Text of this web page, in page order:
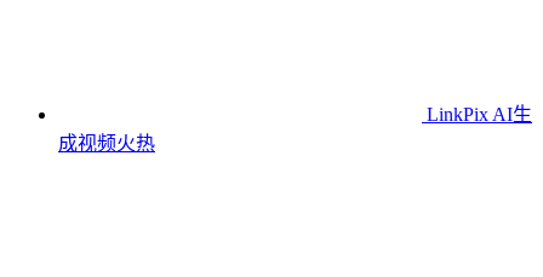
LinkPix AI生
成视频火热